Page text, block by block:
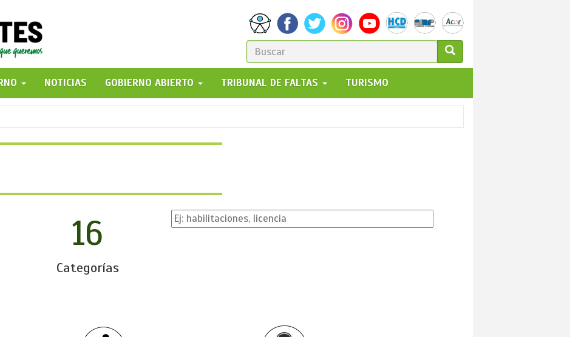
FORMULARIO
DE
BÚSQUEDA
GO!
NOTICIAS GOBIERNO ABIERTO TRIBUNAL DE FALTAS TURISMO
16
Categorías